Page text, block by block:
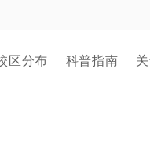
区分布 科普指南